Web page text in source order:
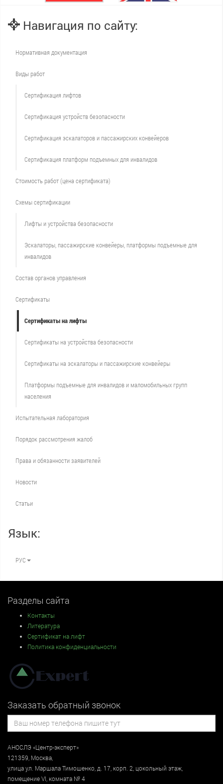
Навигация по сайту:
Нормативная документация
Виды работ
Сертификация лифтов
Сертификация устройств безопасности
Сертификация эскалаторов и пассажирских конвейеров
Сертификация платформ подъемных для инвалидов
Стоимость работ (цена сертификата)
Схемы сертификации
Лифты и устройства безопасности
Эскалаторы, пассажирские конвейеры, платформы подъемные для
инвалидов
Состав органов управления
Сертификаты
Сертификаты на лифты
Сертификаты на устройства безопасности
Сертификаты на эскалаторы и пассажирские конвейеры
Платформы подъемные для инвалидов и маломобильных групп
населения
Испытательная лаборатория
Порядок рассмотрения жалоб
Права и обязанности заявителей
Новости
Статьи
Язык:
РУС
Разделы сайта
Контакты
Литература
Сертификат на лифт
Политика конфиденциальности
Заказать обратный звонок
АНОСЛЭ «Центр-эксперт»
121359 Москва
улицаул. Маршала Тимошенко, д. 17, корп. 2, цокольный этаж
помещение VI, комната № 4